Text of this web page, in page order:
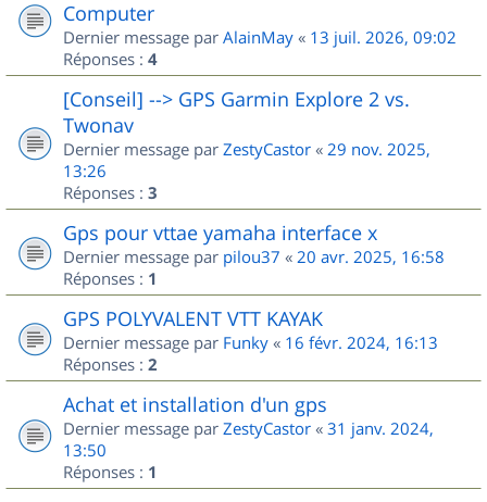
Computer
Dernier message par AlainMay « 13 juil. 2026, 09:02
Réponses : 4
[Conseil] --> GPS Garmin Explore 2 vs.
Twonav
Dernier message par ZestyCastor « 29 nov. 2025,
13:26
Réponses : 3
Gps pour vttae yamaha interface x
Dernier message par pilou37 « 20 avr. 2025, 16:58
Réponses : 1
GPS POLYVALENT VTT KAYAK
Dernier message par Funky « 16 févr. 2024, 16:13
Réponses : 2
Achat et installation d'un gps
Dernier message par ZestyCastor « 31 janv. 2024,
13:50
Réponses : 1